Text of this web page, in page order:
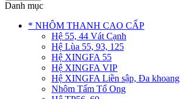
Danh mục
* NHÔM THANH CAO CẤP
Hệ 55, 44 Vát Cạnh
Hệ Lùa 55, 93, 125
Hệ XINGFA 55
Hệ XINGFA VIP
Hệ XINGFA Liền sập, Đa khoang
Nhôm Tấm Tổ Ong